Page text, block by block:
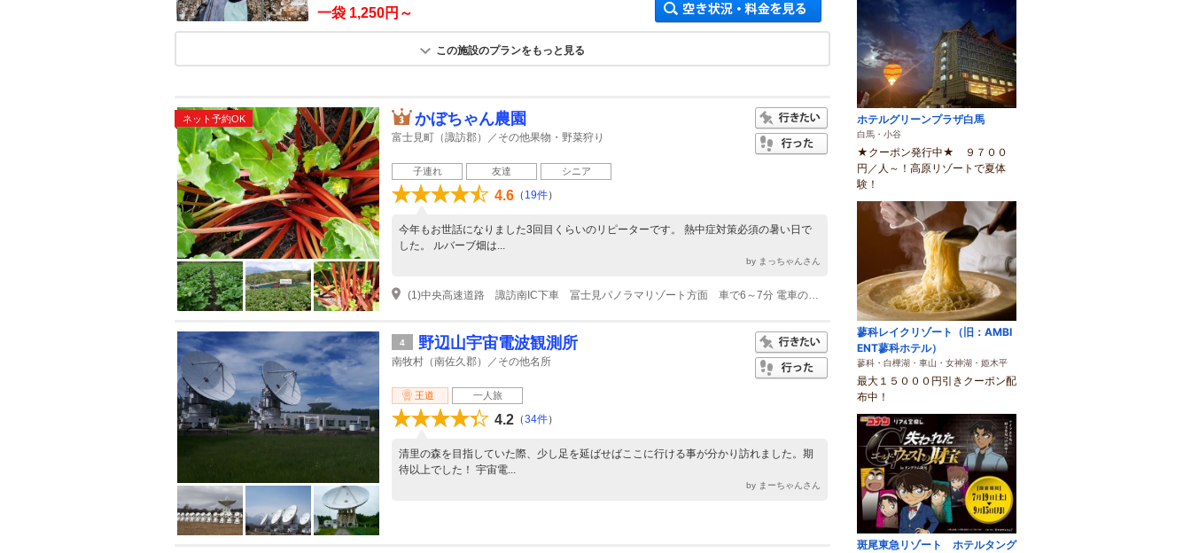
一袋 1,250円～
空き状況・料金を見る
この施設のプランをもっと見る
ネット予約OK かぼちゃん農園
富士見町（諏訪郡）／その他果物・野菜狩り
子連れ 友達 シニア
4.6 （ 19件）
今年もお世話になりました3回目くらいのリピーターです。 熱中症対策必須の暑い日で
した。 ルバーブ畑は...
by まっちゃんさん
(1)中央高速道路 諏訪南IC下車 冨士見パノラマリゾート方面 車で6～7分 電車の場合は、JR中央本線冨士見駅下車 車で7分
4 野辺山宇宙電波観測所
南牧村（南佐久郡）／その他名所
王道 一人旅
4.2 （34件）
清里の森を目指していた際、少し足を延ばせばここに行ける事が分かり訪れました。期
待以上でした！ 宇宙電...
by まーちゃんさん
ホテルグリーンプラザ白馬
白馬・小谷
★クーポン発行中★ ９７００
円／人～！高原リゾートで夏体
験！
蓼科レイクリゾート（旧：AMBI
ENT蓼科ホテル）
蓼科・白樺湖・車山・女神湖・姫木平
最大１５０００円引きクーポン配
布中！
斑尾東急リゾート ホテルタング